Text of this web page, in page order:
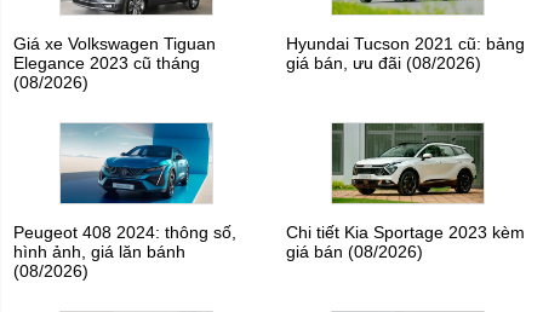
Giá xe Volkswagen Tiguan
Elegance 2023 cũ tháng
(08/2026)
Hyundai Tucson 2021 cũ: bảng
giá bán, ưu đãi (08/2026)
Peugeot 408 2024: thông số,
hình ảnh, giá lăn bánh
(08/2026)
Chi tiết Kia Sportage 2023 kèm
giá bán (08/2026)